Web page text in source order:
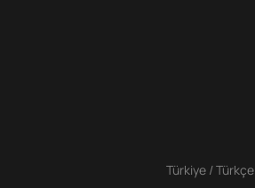
Türkiye / Türkçe